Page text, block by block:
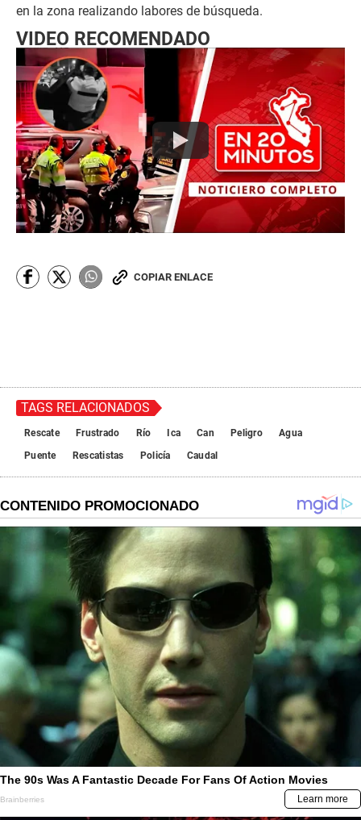
en la zona realizando labores de búsqueda.
VIDEO RECOMENDADO
COPIAR ENLACE
TAGS RELACIONADOS
Rescate Frustrado Río Ica Can Peligro
Agua
Puente
Rescatistas Policía Caudal